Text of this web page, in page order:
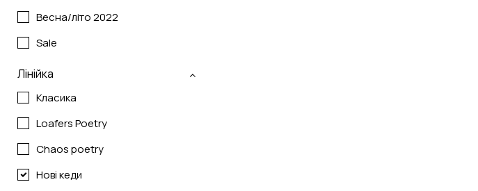
Весна/літо 2022
Sale
Лінійка
Класика
Loafers Poetry
Chaos poetry
Нові кеди